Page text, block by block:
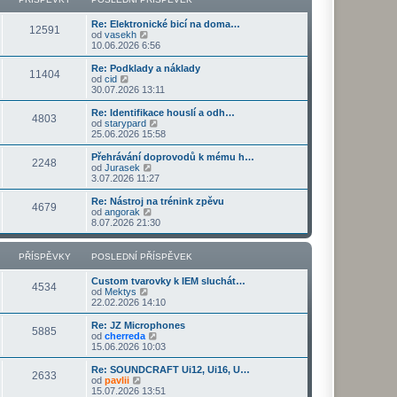
í
s
v
e
d
n
í
p
ř
í
s
ě
v
e
k
o
s
l
d
n
í
ř
í
s
p
ě
v
e
k
t
o
s
l
d
n
í
ř
í
s
ě
v
e
12591
Re: Elektronické bicí na doma…
od vasekh
o
b
r
a
z
p
o
s
e
d
n
í
p
ř
í
s
ě
v
e
10.06.2026 6:56
11404
Re: Podklady a náklady
od cid
o
b
r
a
z
t
p
o
s
e
d
n
í
ř
í
s
p
ě
v
e
k
30.07.2026 13:11
4803
Re: Identifikace houslí a odh…
od starypard
o
b
r
z
t
p
o
s
l
d
n
í
ř
í
s
ě
v
e
25.06.2026 15:58
2248
Přehrávání doprovodů k mému h…
od Jurasek
o
b
r
z
t
p
o
s
l
d
n
í
p
ř
í
s
ě
3.07.2026 11:27
4679
Re: Nástroj na trénink zpěvu
od angorak
o
b
r
a
t
o
s
l
e
d
n
í
ř
8.07.2026 21:30
PŘÍSPĚVKY POSLEDNÍ PŘÍSPĚVEK
4534
Custom tvarovky k IEM sluchát…
od Mektys
o
b
r
a
z
t
p
o
22.02.2026 14:10
5885
Re: JZ Microphones
od cherreda
o
b
r
z
15.06.2026 10:03
2633
Re: SOUNDCRAFT Ui12, Ui16, U…
od pavlii
o
15.07.2026 13:51